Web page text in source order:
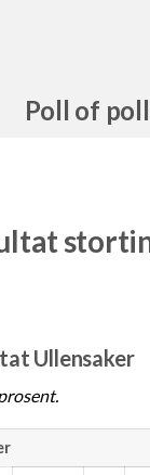
Poll of
Ullensaker